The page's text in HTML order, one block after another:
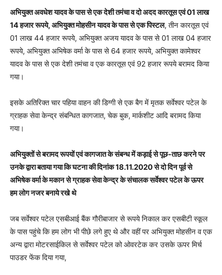
अभियुक्त अवधेश यादव के पास से एक देशी तमंचा व दो अदद कारतूस एवं 01 लाख
14 हजार रूपये, अभियुक्त मोहसीन यादव के पास से एक पिस्टल, तीन कारतूस एवं
01 लाख 44 हजार रूपये, अभियुक्त अजय यादव के पास से 01 लाख 04 हजार
रूपये, अभियुक्त अभिषेक वर्मा के पास से 64 हजार रूपये, अभियुक्त कामेश्वर
यादव के पास से एक देशी तमंचा व एक कारतूस एवं 92 हजार रूपये बरामद किया
गया।
इसके अतिरिक्त चार पहिया वाहन की डिग्गी से एक बैग में मृतक सर्वेश्वर पटेल के
ग्राहक सेवा केन्द्र संबन्धित कागजात, चेक बुक, मार्कशीट आदि बरामद किया
गया।
अभियुक्तों से बरामद रूपयों एवं कागजात के संबन्ध में कड़ाई से पूछ-ताछ करने पर
उनके द्वारा बताया गया कि घटना की दिनांक 18.11.2020 से दो दिन पूर्व से
अभिषेक वर्मा के मकान से ग्राहक सेवा केन्द्र के संचालक सर्वेश्वर पटेल के ऊपर
हम लोग नजर बनाये रखे थे
जब सर्वेश्वर पटेल एसबीआई बैंक गौरीबाजार से रूपये निकाल कर एसबीटी स्कूल
के पास पहुंचे कि हम लोग भी पीछे लगे हुए थे और वहीं पर अभियुक्त मोहसीन व एक
अन्य द्वारा मोटरसाईकिल से सर्वेश्वर पटेल को ओवरटेक कर उसके ऊपर मिर्च
पाउडर फेंक दिया गया,